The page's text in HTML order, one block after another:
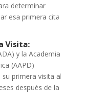
determinar
esa primera cita
Visita:
y la Academia
(AAPD)
primera visita al
después de la